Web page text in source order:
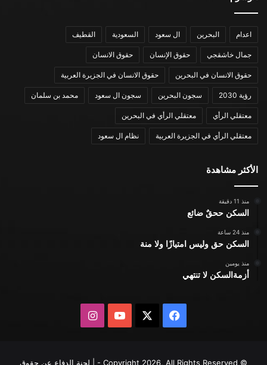
اعدام البحرين ال سعود السعودية القطيف
جمال خاشقجي حقوق الإنسان حقوق الانسان
حقوق الانسان في البحرين حقوق الانسان في الجزيرة العربية
رؤية 2030 سجون البحرين سجون ال سعود محمد بن سلمان
معتقلي الرأي معتقلي الرأي في البحرين
معتقلي الرأي في الجزيرة العربية نظام ال سعود
الأكثر مشاهدة
منذ 11 دقيقة
السكن ححقٌ ضائع
منذ 24 ساعة
السكن حق وليس امتيازًا ولا منة
منذ يومين
أزمةالسكن لا تنتهي
فيسبوك يوتيوبانستقرام
© Copyright 2026, All Rights Reserved - | لجنة الدفاع عن حقوق